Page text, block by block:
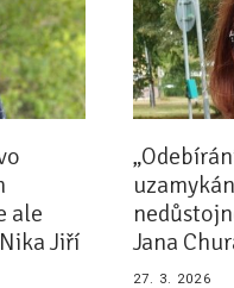
ale
Jiří
Jana
27. 3. 2026